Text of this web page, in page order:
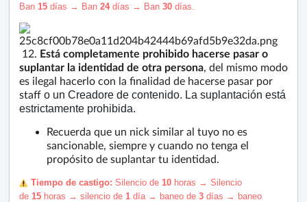
Ban 15 días → Ban 24días → Ban 30 días.
12. Está completamente prohibido hacerse pasar o
suplantar la identidad de otra persona, del mismo modo
es ilegal hacerlo con la finalidad de hacerse pasar por
staff o un Creadore de contenido. La suplantación está
estrictamente prohibida.
Recuerda que un nick similar al tuyo no es
sancionable, siempre y cuando no tenga el
propósito de suplantar tu identidad.
️ Tiempo de castigo:Silencio de 10 horas →Silencio
de 15 horas → silencio de 1 día → baneo de 3 días → baneo